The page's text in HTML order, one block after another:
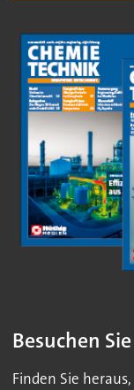
Besuchen
Finden Sie